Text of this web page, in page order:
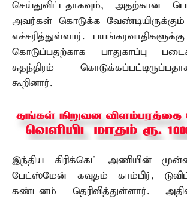
செய்துவிட்டதாகவும், அதற்கான
அவர்கள் கொடுக்க
எச்சரித்துள்ளார்.
கொடுப்பதற்காக பாதுகாப்பு
சுதந்திரம்
கூறினார்.
இந்திய கிரிக்கெட் அணியின்
பேட்ஸ்மேன் கவுதம் காம்பிர்,
கண்டனம் தெரிவித்துள்ளார்.